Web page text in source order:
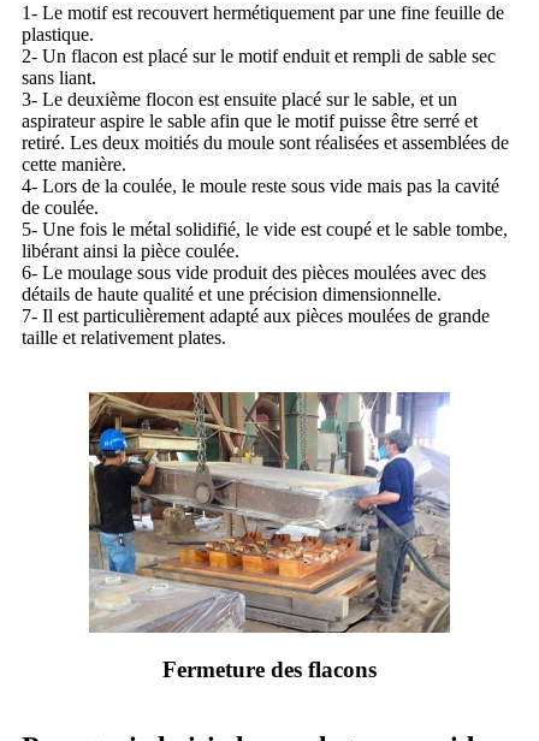
1- Le motif est recouvert hermétiquement par une fine feuille de
plastique.
2- Un flacon est placé sur le motif enduit et rempli de sable sec
sans liant.
3- Le deuxième flocon est ensuite placé sur le sable, et un
aspirateur aspire le sable afin que le motif puisse être serré et
retiré. Les deux moitiés du moule sont réalisées et assemblées de
cette manière.
4- Lors de la coulée, le moule reste sous vide mais pas la cavité
de coulée.
5- Une fois le métal solidifié, le vide est coupé et le sable tombe,
libérant ainsi la pièce coulée.
6- Le moulage sous vide produit des pièces moulées avec des
détails de haute qualité et une précision dimensionnelle.
7- Il est particulièrement adapté aux pièces moulées de grande
taille et relativement plates.
Fermeture des flacons